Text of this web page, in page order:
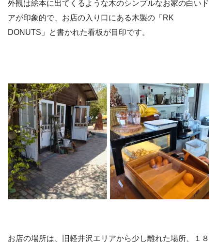
外観は絵本に出てくるような木のシンプルなお家の白いド
アが印象的で、お店の入り口にある木製の「RK
DONUTS」と書かれた看板が目印です。
お店の場所は、旧軽井沢エリアから少し離れた場所、１８